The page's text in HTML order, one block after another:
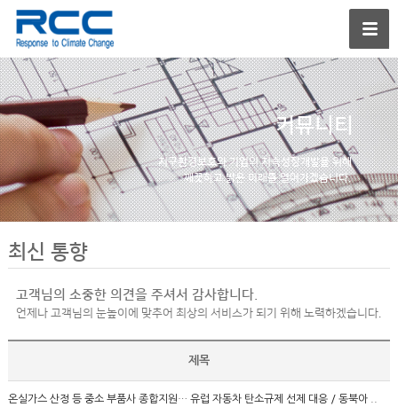
커뮤니티
지구환경보호와 기업의지속성장개발을 위해
깨끗하고 밝은 미래를열어가겠습니다.
최신 통향
고객님의 소중한 의견을 주셔서 감사합니다.
언제나 고객님의 눈높이에 맞추어 최상의 서비스가 되기 위해 노력하겠습니다.
제목
온실가스 산정 등 중소 부품사 종합지원… 유럽 자동차 탄소규제 선제 대응 / 동북아 ..